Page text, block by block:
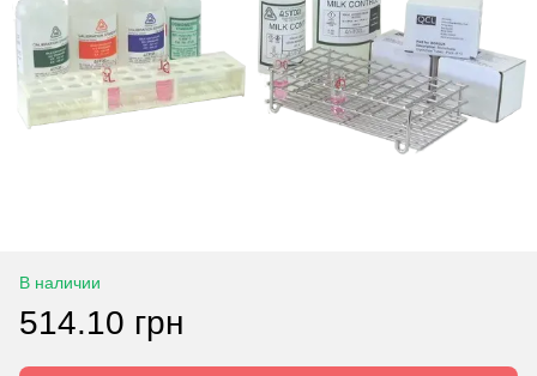
В наличии
514.10 грн